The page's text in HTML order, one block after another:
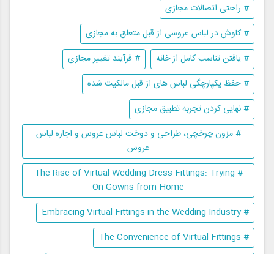
# راحتی اتصالات مجازی
# کاوش در لباس عروسی از قبل متعلق به مجازی
# یافتن تناسب کامل از خانه
# فرآیند تغییر مجازی
# حفظ یکپارچگی لباس های از قبل مالکیت شده
# نهایی کردن تجربه تطبیق مجازی
# مزون چرخچی، طراحی و دوخت لباس عروس و اجاره لباس
عروس
# The Rise of Virtual Wedding Dress Fittings: Trying
On Gowns from Home
# Embracing Virtual Fittings in the Wedding Industry
# The Convenience of Virtual Fittings